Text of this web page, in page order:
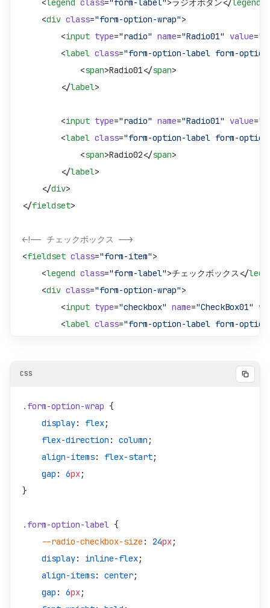
    <
legend class="form-label">ラジオボタン</legend
    <
div class="form-option-wrap">
        <
input type="radio" name="Radio01" value=
        <
label class="form-option-label form-
            <
span>Radio01</span>
        </
label>
        <
input type="radio" name="Radio01" value=
        <
label class="form-option-label form-
            <
span>Radio02</span>
        </
label>
    </
div>
</fieldset>
<!-- チェックボックス -->
<fieldset class="form-item">
    <
legend class="form-label">チェックボックス</
    <
div class="form-option-wrap">
        <
input type="checkbox" name="CheckBox01"
        <
label class="form-option-label form-
        <
label class
            <
span>CheckBox02</
        </
label>
    </
div>
fieldset>
.form-option-wrap {
    display
: flex;
    flex-direction
: column ;
    align-items
: flex-start;
    gap
: 6px;
}
.form-option-label {
    --radio-checkbox-size
: 24px;
    display
: inline-flex;
    align-items
: center;
    gap
: 6px;